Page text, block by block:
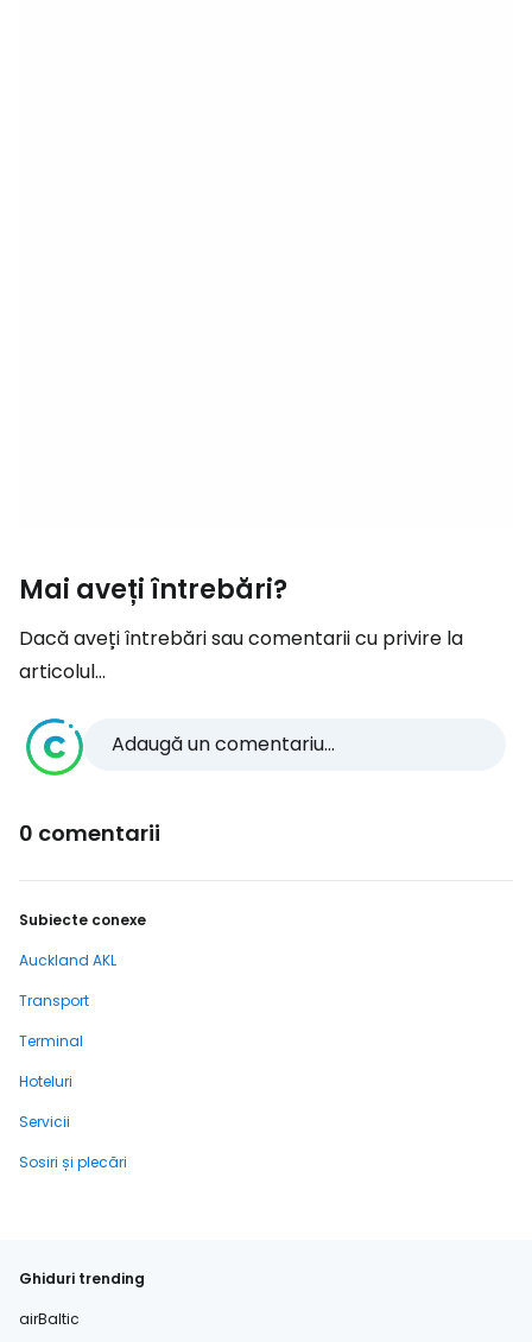
Mai aveți întrebări?
Dacă aveți întrebări sau comentarii cu privire la
articolul...
Adaugă un comentariu...
0 comentarii
Subiecte conexe
Auckland AKL
Transport
Terminal
Hoteluri
Servicii
Sosiri și plecări
Ghiduri trending
airBaltic